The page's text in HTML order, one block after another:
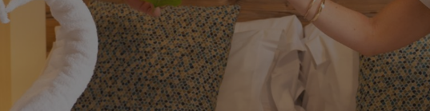
Que comprend mon
Comment réserver
réservation
TÉLÉPHONE